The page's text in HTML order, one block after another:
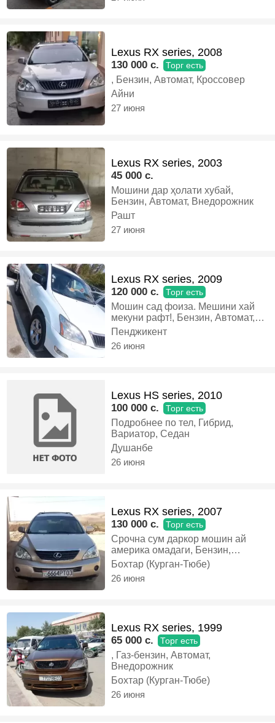
Lexus RX series, 2008
130 000 c. Торг есть
, Бензин, Автомат, Кроссовер
Айни
27 июня
Lexus RX series, 2003
45 000 c.
Мошини дар ҳолати хубай,
Бензин, Автомат, Внедорожник
Рашт
27 июня
Lexus RX series, 2009
120 000 c. Торг есть
Мошин сад фоиза. Мешини хай
мекуни рафт!, Бензин, Автомат,
Внедорожник
Пенджикент
26 июня
Lexus HS series, 2010
100 000 c. Торг есть
Подробнее по тел, Гибрид,
Вариатор, Седан
Душанбе
26 июня
Lexus RX series, 2007
130 000 c. Торг есть
Срочна сум даркор мошин ай
америка омадаги, Бензин,
Автомат, Кроссовер
Бохтар (Курган-Тюбе)
26 июня
Lexus RX series, 1999
65 000 c. Торг есть
, Газ-бензин, Автомат,
Внедорожник
Бохтар (Курган-Тюбе)
26 июня